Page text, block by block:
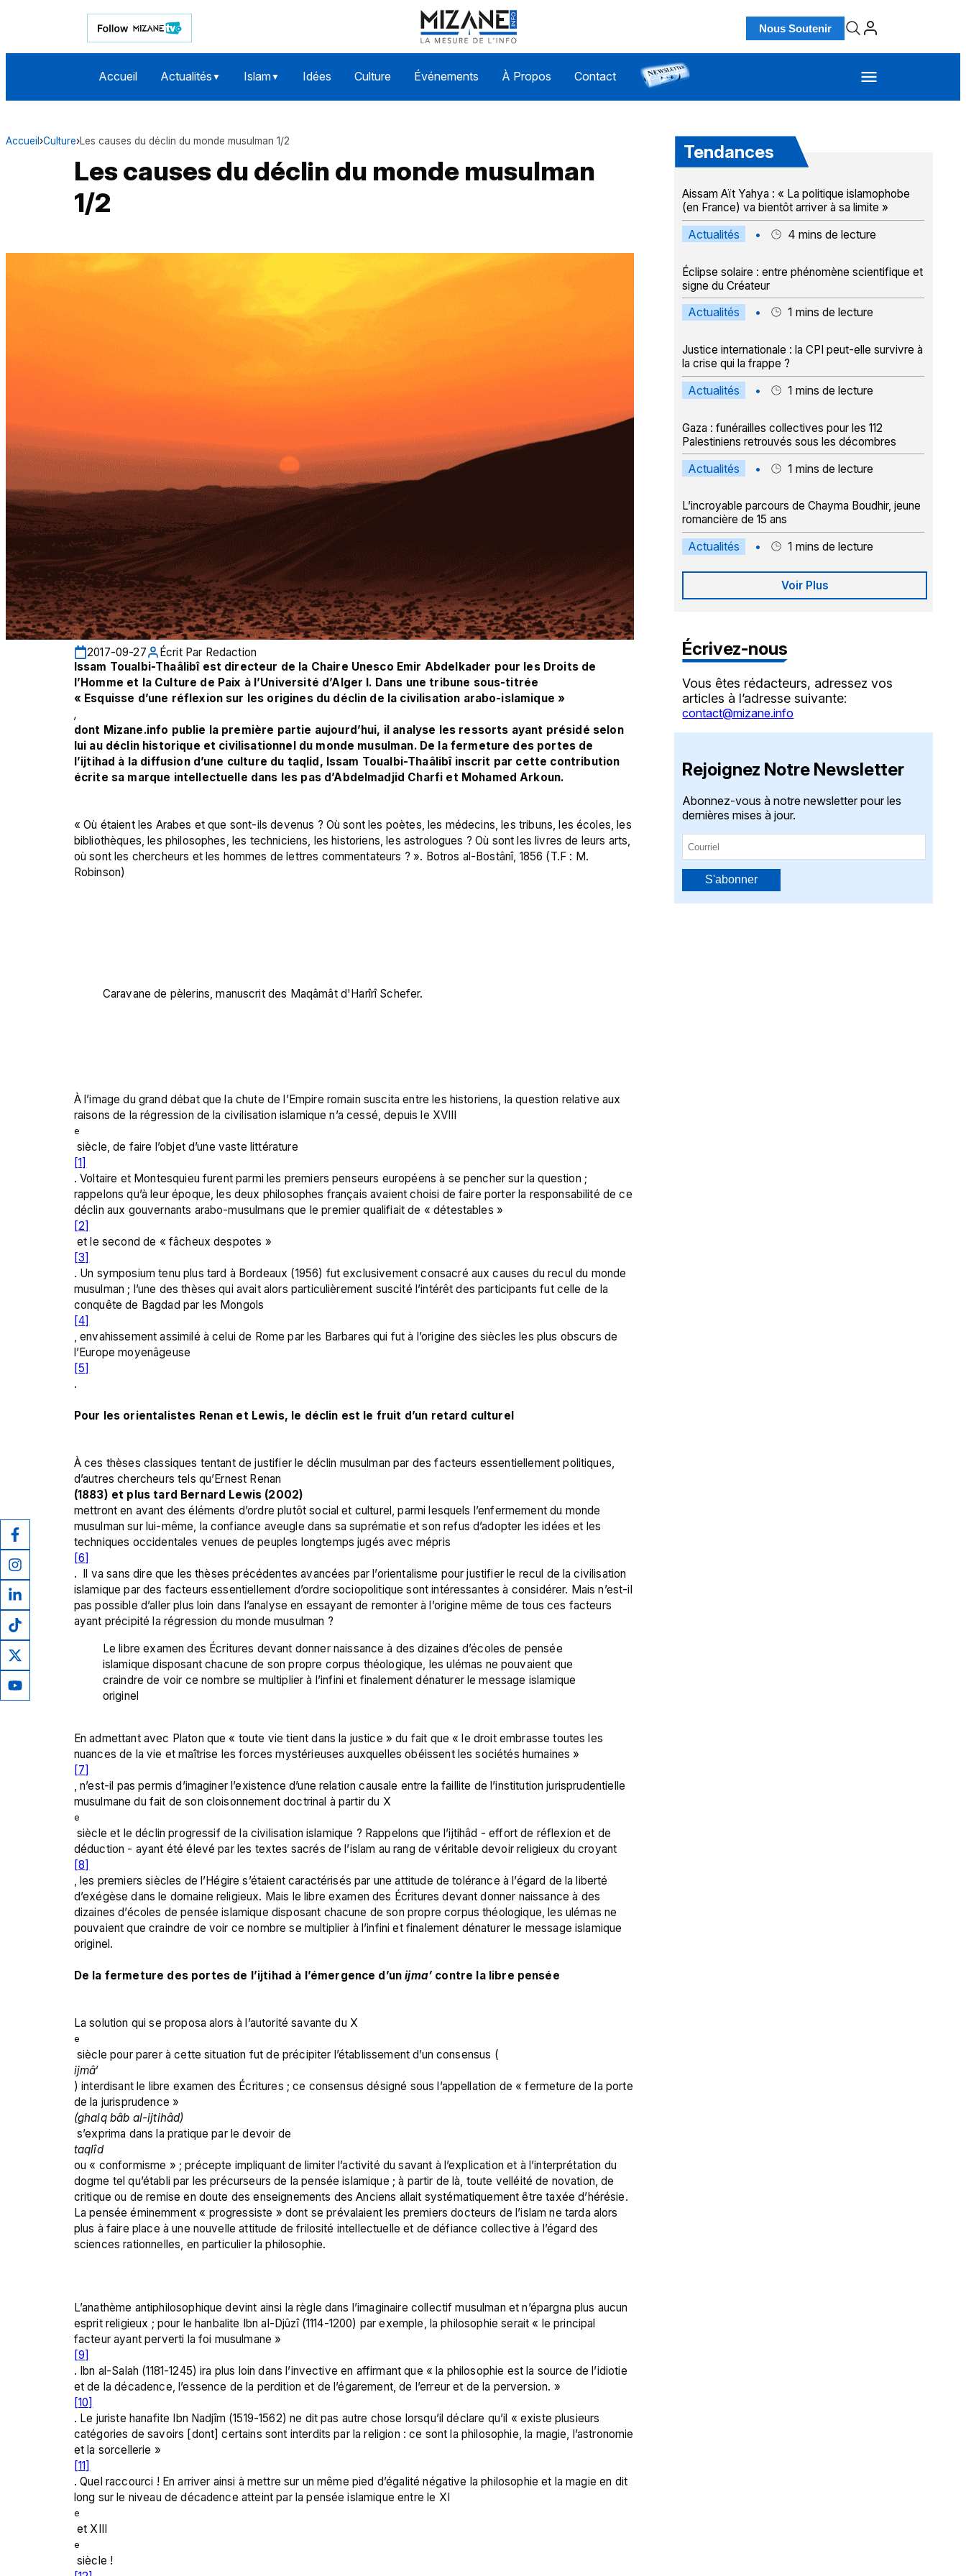
Nous Soutenir
Accueil Actualités ▼ Islam▼ Idées Culture Événements À Propos Contact
Accueil ›Culture›Les causes du déclin du monde musulman 1/2
Les causes du déclin du monde musulman
1/2
2017-09-27 Écrit Par Redaction
Issam Toualbi-Thaâlibî est directeur de la Chaire Unesco Emir Abdelkader pour les Droits de
l’Homme et la Culture de Paix à l’Université d’Alger I. Dans une tribune sous-titrée
« Esquisse d’une réflexion sur les origines du déclin de la civilisation arabo-islamique »
,
dont Mizane.info publie la première partie aujourd’hui, il analyse les ressorts ayant présidé selon
lui au déclin historique et civilisationnel du monde musulman. De la fermeture des portes de
l’ijtihad à la diffusion d’une culture du taqlid, Issam Toualbi-Thaâlibî inscrit par cette contribution
écrite sa marque intellectuelle dans les pas d’Abdelmadjid Charfi et Mohamed Arkoun.
« Où étaient les Arabes et que sont-ils devenus ? Où sont les poètes, les médecins, les tribuns, les écoles, les
bibliothèques, les philosophes, les techniciens, les historiens, les astrologues ? Où sont les livres de leurs arts,
où sont les chercheurs et les hommes de lettres commentateurs ? ». Botros al-Bostânî, 1856 (T.F : M.
Robinson)
Caravane de pèlerins, manuscrit des Maqâmât d'Harîrî Schefer.
À l’image du grand débat que la chute de l’Empire romain suscita entre les historiens, la question relative aux
raisons de la régression de la civilisation islamique n’a cessé, depuis le XVIII
e
siècle, de faire l’objet d’une vaste littérature
[1]
. Voltaire et Montesquieu furent parmi les premiers penseurs européens à se pencher sur la question ;
rappelons qu’à leur époque, les deux philosophes français avaient choisi de faire porter la responsabilité de ce
déclin aux gouvernants arabo-musulmans que le premier qualifiait de « détestables »
[2]
et le second de « fâcheux despotes »
[3]
. Un symposium tenu plus tard à Bordeaux (1956) fut exclusivement consacré aux causes du recul du monde
musulman ; l’une des thèses qui avait alors particulièrement suscité l’intérêt des participants fut celle de la
conquête de Bagdad par les Mongols
[4]
, envahissement assimilé à celui de Rome par les Barbares qui fut à l’origine des siècles les plus obscurs de
l’Europe moyenâgeuse
[5]
.
Pour les orientalistes Renan et Lewis, le déclin est le fruit d’un retard culturel
À ces thèses classiques tentant de justifier le déclin musulman par des facteurs essentiellement politiques,
d’autres chercheurs tels qu’Ernest Renan
(1883) et plus tard Bernard Lewis (2002)
mettront en avant des éléments d’ordre plutôt social et culturel, parmi lesquels l’enfermement du monde
musulman sur lui-même, la confiance aveugle dans sa suprématie et son refus d’adopter les idées et les
techniques occidentales venues de peuples longtemps jugés avec mépris
[6]
.  Il va sans dire que les thèses précédentes avancées par l’orientalisme pour justifier le recul de la civilisation
islamique par des facteurs essentiellement d’ordre sociopolitique sont intéressantes à considérer. Mais n’est-il
pas possible d’aller plus loin dans l’analyse en essayant de remonter à l’origine même de tous ces facteurs
Le libre examen des Écritures devant donner naissance à des dizaines d’écoles de pensée
islamique disposant chacune de son propre corpus théologique, les ulémas ne pouvaient que
craindre de voir ce nombre se multiplier à l’infini et finalement dénaturer le message islamique
originel
En admettant avec Platon que « toute vie tient dans la justice » du fait que « le droit embrasse toutes les
nuances de la vie et maîtrise les forces mystérieuses auxquelles obéissent les sociétés humaines »
[7]
, n’est-il pas permis d’imaginer l’existence d’une relation causale entre la faillite de l’institution jurisprudentielle
musulmane du fait de son cloisonnement doctrinal à partir du X
e
siècle et le déclin progressif de la civilisation islamique ? Rappelons que l’ijtihâd - effort de réflexion et de
déduction - ayant été élevé par les textes sacrés de l’islam au rang de véritable devoir religieux du croyant
[8]
, les premiers siècles de l’Hégire s’étaient caractérisés par une attitude de tolérance à l’égard de la liberté
d’exégèse dans le domaine religieux. Mais le libre examen des Écritures devant donner naissance à des
dizaines d’écoles de pensée islamique disposant chacune de son propre corpus théologique, les ulémas ne
pouvaient que craindre de voir ce nombre se multiplier à l’infini et finalement dénaturer le message islamique
originel.
De la fermeture des portes de l’ijtihad à l’émergence d’un ijma’ contre la libre pensée
La solution qui se proposa alors à l’autorité savante du X
e
siècle pour parer à cette situation fut de précipiter l’établissement d’un consensus (
ijmâ‘
) interdisant le libre examen des Écritures ; ce consensus désigné sous l’appellation de « fermeture de la porte
de la jurisprudence »
(ghalq bâb al-ijtihâd)
s’exprima dans la pratique par le devoir de
taqlîd
ou « conformisme » ; précepte impliquant de limiter l’activité du savant à l’explication et à l’interprétation du
dogme tel qu’établi par les précurseurs de la pensée islamique ; à partir de là, toute velléité de novation, de
critique ou de remise en doute des enseignements des Anciens allait systématiquement être taxée d’hérésie.
La pensée éminemment « progressiste » dont se prévalaient les premiers docteurs de l’islam ne tarda alors
plus à faire place à une nouvelle attitude de frilosité intellectuelle et de défiance collective à l’égard des
sciences rationnelles, en particulier la philosophie.
L’anathème antiphilosophique devint ainsi la règle dans l’imaginaire collectif musulman et n’épargna plus aucun
esprit religieux ; pour le hanbalite Ibn al-Djûzî (1114-1200) par exemple, la philosophie serait « le principal
facteur ayant perverti la foi musulmane »
[9]
. Ibn al-Salah (1181-1245) ira plus loin dans l’invective en affirmant que « la philosophie est la source de l’idiotie
et de la décadence, l’essence de la perdition et de l’égarement, de l’erreur et de la perversion. »
[10]
. Le juriste hanafite Ibn Nadjîm (1519-1562) ne dit pas autre chose lorsqu’il déclare qu’il « existe plusieurs
catégories de savoirs [dont] certains sont interdits par la religion : ce sont la philosophie, la magie, l’astronomie
et la sorcellerie »
[11]
. Quel raccourci ! En arriver ainsi à mettre sur un même pied d’égalité négative la philosophie et la magie en dit
long sur le niveau de décadence atteint par la pensée islamique entre le XI
e
et XIII
e
siècle !
Tendances
Aissam Aït Yahya : « La politique islamophobe
(en France) va bientôt arriver à sa limite »
Actualités • 4 mins de lecture
Éclipse solaire : entre phénomène scientifique et
signe du Créateur
Actualités • 1 mins de lecture
Justice internationale : la CPI peut-elle survivre à
la crise qui la frappe ?
Actualités • 1 mins de lecture
Gaza : funérailles collectives pour les 112
Palestiniens retrouvés sous les décombres
Actualités • 1 mins de lecture
L’incroyable parcours de Chayma Boudhir, jeune
romancière de 15 ans
Actualités • 1 mins de lecture
Voir Plus
Écrivez-nous
Vous êtes rédacteurs, adressez vos
articles à l’adresse suivante:
contact@mizane.info
Rejoignez Notre Newsletter
Abonnez-vous à notre newsletter pour les
dernières mises à jour.
S'abonner